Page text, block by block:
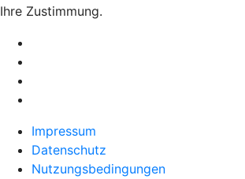
Ihre Zustimmung.
Impressum
Datenschutz
Nutzungsbedingungen